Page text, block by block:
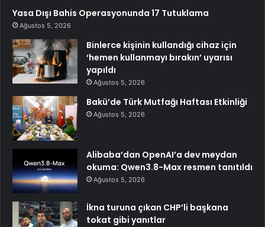
Yasa Dışı Bahis Operasyonunda 17 Tutuklama
Ağustos 5, 2026
Binlerce kişinin kullandığı cihaz için
‘hemen kullanmayı bırakın’ uyarısı
yapıldı
Ağustos 5, 2026
Bakü’de Türk Mutfağı Haftası Etkinliği
Ağustos 5, 2026
Alibaba’dan OpenAI’a dev meydan
okuma: Qwen3.8-Max resmen tanıtıldı
Ağustos 5, 2026
İkna turuna çıkan CHP’li başkana
tokat gibi yanıtlar